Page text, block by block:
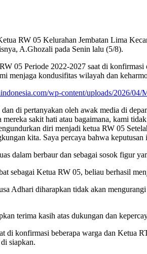
RW 05 Kelurahan Jembatan Lima
A.Ghozali pada Senin lalu (5/8).
05 Periode 2022-2027 saat di
menjaga kondusifitas wilayah dan
di pertanyakan oleh awak media di
sakit hati atau bagaimana, kami
diri menjadi ketua RW 05
kita. Saya percaya bahwa
dalam berbaur dan sebagai sosok figur
sebagai Ketua RW 05, beliau berhasil
Adhari diharapkan tidak akan
terima kasih atas dukungan dan
di konfirmasi beberapa warga dan Ketua
siapkan.